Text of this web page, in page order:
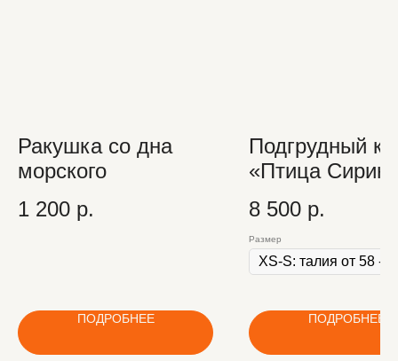
Ракушка со дна
морского
1 200 р.
ПОДРОБНЕЕ
Подгрудный
«Птица Сирин
Алконост»
8 500 р.
Размер
ПОДРОБНЕЕ